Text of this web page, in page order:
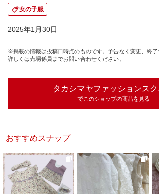
女の子服
2025年1月30日
※掲載の情報は投稿日時点のものです。予告なく変更、終了
詳しくは売場係員までお問い合わせください。
タカシマヤファッションス
でこのショップの商品を見る
おすすめスナップ